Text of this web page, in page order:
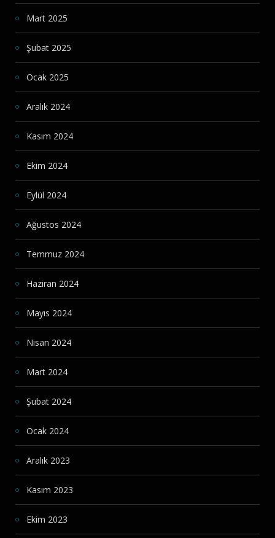
Mart 2025
Şubat 2025
Ocak 2025
Aralık 2024
Kasım 2024
Ekim 2024
Eylül 2024
Ağustos 2024
Temmuz 2024
Haziran 2024
Mayıs 2024
Nisan 2024
Mart 2024
Şubat 2024
Ocak 2024
Aralık 2023
Kasım 2023
Ekim 2023